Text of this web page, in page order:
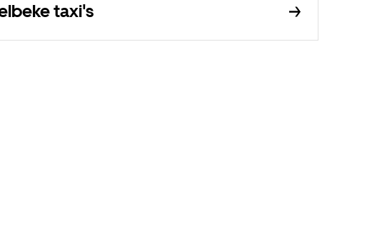
taxi's